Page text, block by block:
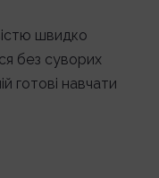
швидко
без суворих
готові навчати